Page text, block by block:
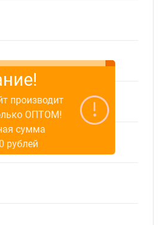
производит
ОПТОМ!
сумма
рублей